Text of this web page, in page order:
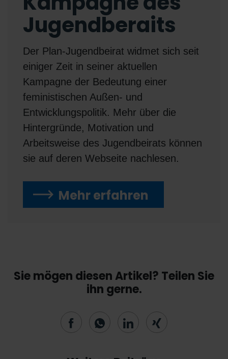
Jugendberaits
Der Plan-Jugendbeirat widmet sich seit
einiger Zeit in seiner aktuellen
Kampagne der Bedeutung einer
feministischen Außen- und
Entwicklungspolitik. Mehr über die
Hintergründe, Motivation und
Arbeitsweise des Jugendbeirats können
sie auf deren Webseite nachlesen.
Mehr erfahren
Sie mögen diesen Artikel? Teilen Sie
ihn gerne.